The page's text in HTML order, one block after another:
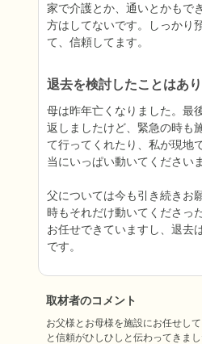
家で介護とか、通いとかもで
方はしてないです。しっかり
て、信頼してます。
退去を検討したことはあ
母は昨年亡くなりました。最
返しましたけど、緊急の時も
て行ってくれたり、私が現地
当にいっぱい動いてください
父については今も引き続きお
時もそれだけ動いてくださっ
お任せできていますし、退去
です。
取材者のコメント
お父様とお母様を施設にお任せし
と信頼がひしひしと伝わってきま